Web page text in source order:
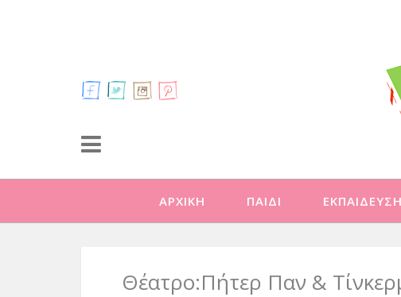
ΑΡΧΙΚΗ ΠΑΙΔΙ ΕΚΠΑΙΔΕΥΣΗ
Θέατρο:Πήτερ Παν &